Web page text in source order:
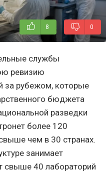
8 0
службы
ревизию
за рубежом, которые
бюджета
разведки
более 120
чем в 30 странах.
занимает
свыше 40 лабораторий